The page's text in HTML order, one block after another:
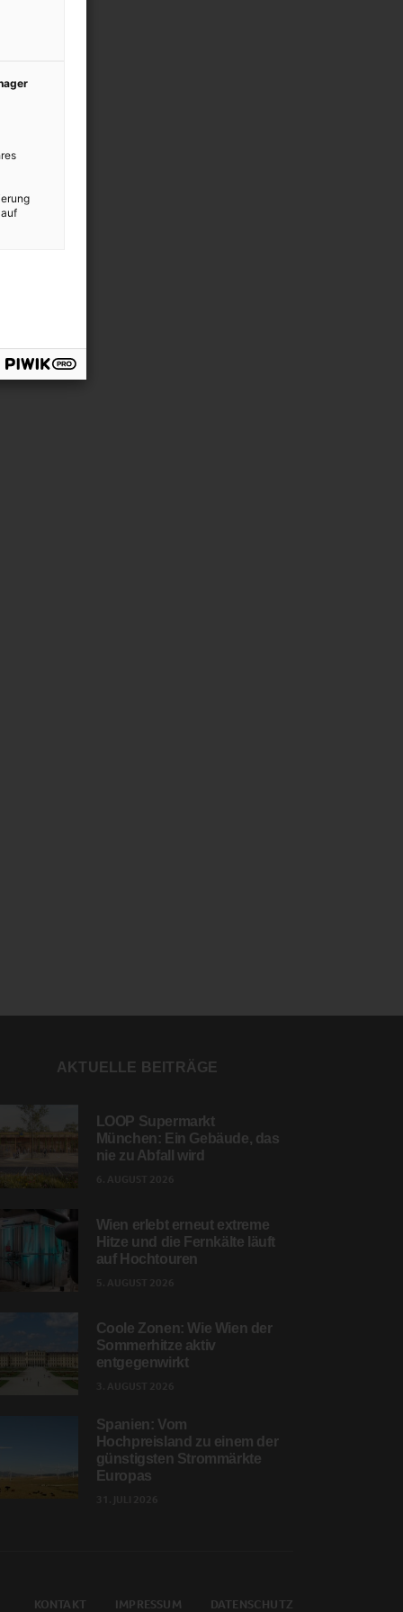
AKTUELLE BEITRÄGE
LOOP Supermarkt
München: Ein Gebäude, das
nie zu Abfall wird
Wien erlebt erneut extreme
Hitze und die Fernkälte läuft
auf Hochtouren
Coole Zonen: Wie Wien der
Sommerhitze aktiv
entgegenwirkt
Spanien: Vom
Hochpreisland zu einem der
günstigsten Strommärkte
Europas
KONTAKT IMPRESSUM DATENSCHUTZ